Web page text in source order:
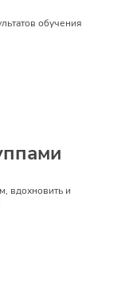
обучения
вдохновить и